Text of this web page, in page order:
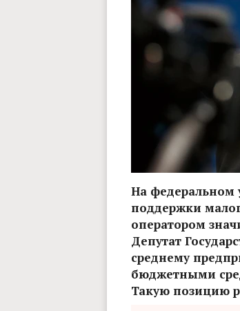
На федеральном
поддержки
оператором
Депутат
среднему
бюджетными
Такую позицию